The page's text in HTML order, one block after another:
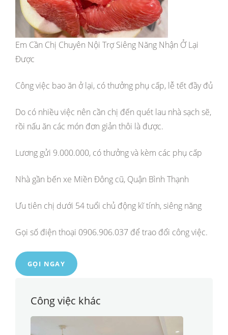
Em Cần Chị Chuyên Nội Trợ Siêng Năng Nhận Ở Lại
Được
Công việc bao ăn ở lại, có thưởng phụ cấp, lễ tết đầy đủ
Do có nhiều việc nên cần chị đến quét lau nhà sạch sẽ,
rồi nấu ăn các món đơn giản thôi là được.
Lương gửi 9.000.000, có thưởng và kèm các phụ cấp
Nhà gần bến xe Miền Đông cũ, Quận Bình Thạnh
Ưu tiên chị dưới 54 tuổi chủ động kĩ tính, siêng năng
Gọi số điện thoại 0906.906.037 để trao đổi công việc.
GỌI NGAY
Công việc khác